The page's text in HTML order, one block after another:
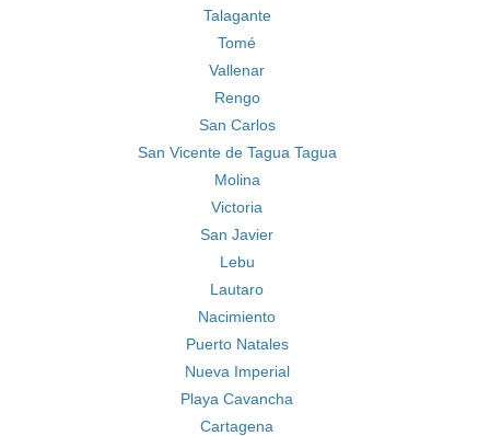
Talagante
Tomé
Vallenar
Rengo
San Carlos
San Vicente de Tagua Tagua
Molina
Victoria
San Javier
Lebu
Lautaro
Nacimiento
Puerto Natales
Nueva Imperial
Playa Cavancha
Cartagena